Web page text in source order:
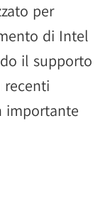
per
di Intel
il supporto
importante